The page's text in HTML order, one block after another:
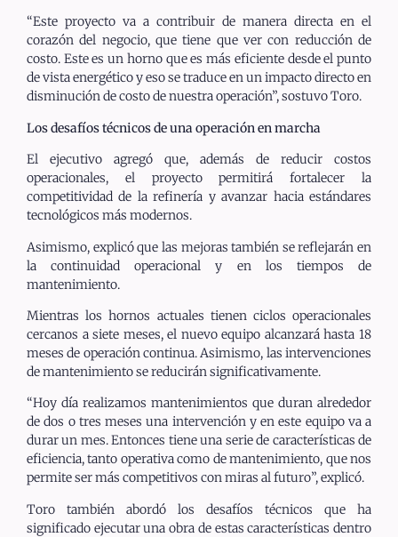
“Este proyecto va a contribuir de manera directa en el
corazón del negocio, que tiene que ver con reducción de
costo. Este es un horno que es más eficiente desde el punto
de vista energético y eso se traduce en un impacto directo en
disminución de costo de nuestra operación”, sostuvo Toro.
Los desafíos técnicos de una operación en marcha
El ejecutivo agregó que, además de reducir costos
operacionales, el proyecto permitirá fortalecer la
competitividad de la refinería y avanzar hacia estándares
tecnológicos más modernos.
Asimismo, explicó que las mejoras también se reflejarán en
la continuidad operacional y en los tiempos de
mantenimiento.
Mientras los hornos actuales tienen ciclos operacionales
cercanos a siete meses, el nuevo equipo alcanzará hasta 18
meses de operación continua. Asimismo, las intervenciones
de mantenimiento se reducirán significativamente.
“Hoy día realizamos mantenimientos que duran alrededor
de dos o tres meses una intervención y en este equipo va a
durar un mes. Entonces tiene una serie de características de
eficiencia, tanto operativa como de mantenimiento, que nos
permite ser más competitivos con miras al futuro”, explicó.
Toro también abordó los desafíos técnicos que ha
significado ejecutar una obra de estas características dentro